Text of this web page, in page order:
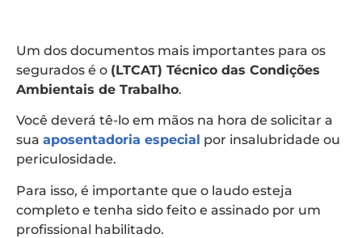
Um dos documentos mais importantes para os
segurados é o (LTCAT) Técnico das Condições
Ambientais de Trabalho.
Você deverá tê-lo em mãos na hora de solicitar a
sua aposentadoria especial por insalubridade ou
periculosidade.
Para isso, é importante que o laudo esteja
completo e tenha sido feito e assinado por um
profissional habilitado.